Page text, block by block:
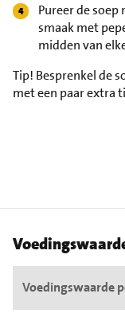
Pureer de
smaak met
midden van
Tip! Besprenkel de
met een paar extra
Voedingswaarde